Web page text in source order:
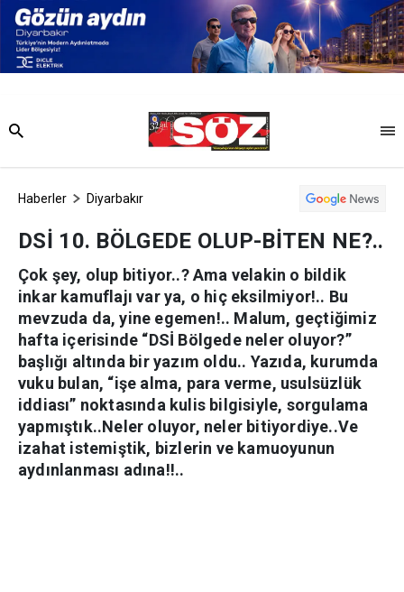
Haberler Diyarbakır
DSİ 10. BÖLGEDE OLUP-BİTEN NE?..
Çok şey, olup bitiyor..? Ama velakin o bildik
inkar kamuflajı var ya, o hiç eksilmiyor!.. Bu
mevzuda da, yine egemen!.. Malum, geçtiğimiz
hafta içerisinde “DSİ Bölgede neler oluyor?”
başlığı altında bir yazım oldu.. Yazıda, kurumda
vuku bulan, “işe alma, para verme, usulsüzlük
iddiası” noktasında kulis bilgisiyle, sorgulama
yapmıştık..Neler oluyor, neler bitiyordiye..Ve
izahat istemiştik, bizlerin ve kamuoyunun
aydınlanması adına!!..